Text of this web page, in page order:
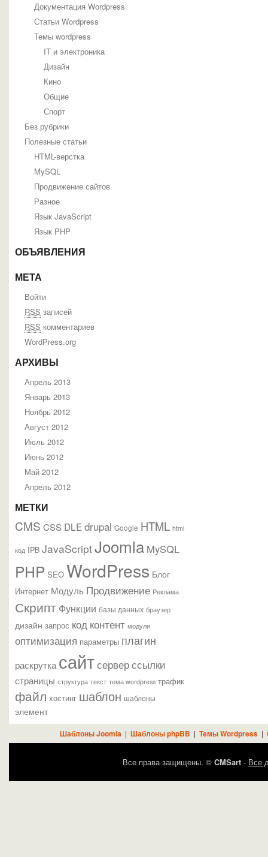
Документация Wordpress
Статьи Wordpress
Темы wordpress
IT и электроника
Дизайн
Кино
Общие
Спорт
Без рубрики
Полезные статьи
HTML-верстка
MySQL
Продвижение сайтов
Разное
Язык JavaScript
Язык PHP
ОБЪЯВЛЕНИЯ
МЕТА
Войти
RSS записей
RSS комментариев
WordPress.org
АРХИВЫ
Апрель 2013
Январь 2013
Ноябрь 2012
Август 2012
Июль 2012
Июнь 2012
Май 2012
Апрель 2012
МЕТКИ
CMS CSS DLEdrupal Google HTML html
код IPB JavaScriptJoomla MySQL
PHP SEO WordPress Блог
Интернет Модуль Продвижение Реклама
Скрипт Функции базы данных браузер
дизайн запрос код контент модули
оптимизация параметры плагин
раскрутка сайтсерверссылки
страницы структура текст тема wordpress трафик
файл хостинг шаблон шаблоны
элемент
Шаблоны Joomla | Шаблоны phpBB | Темы Wordpress|
Все права защищены. © CMSart- Все